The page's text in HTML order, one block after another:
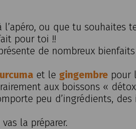
ou que tu souhaites
pour toi !!
de nombreux
et le gingembre pour
aux boissons «
peu d’ingrédients,
la préparer.